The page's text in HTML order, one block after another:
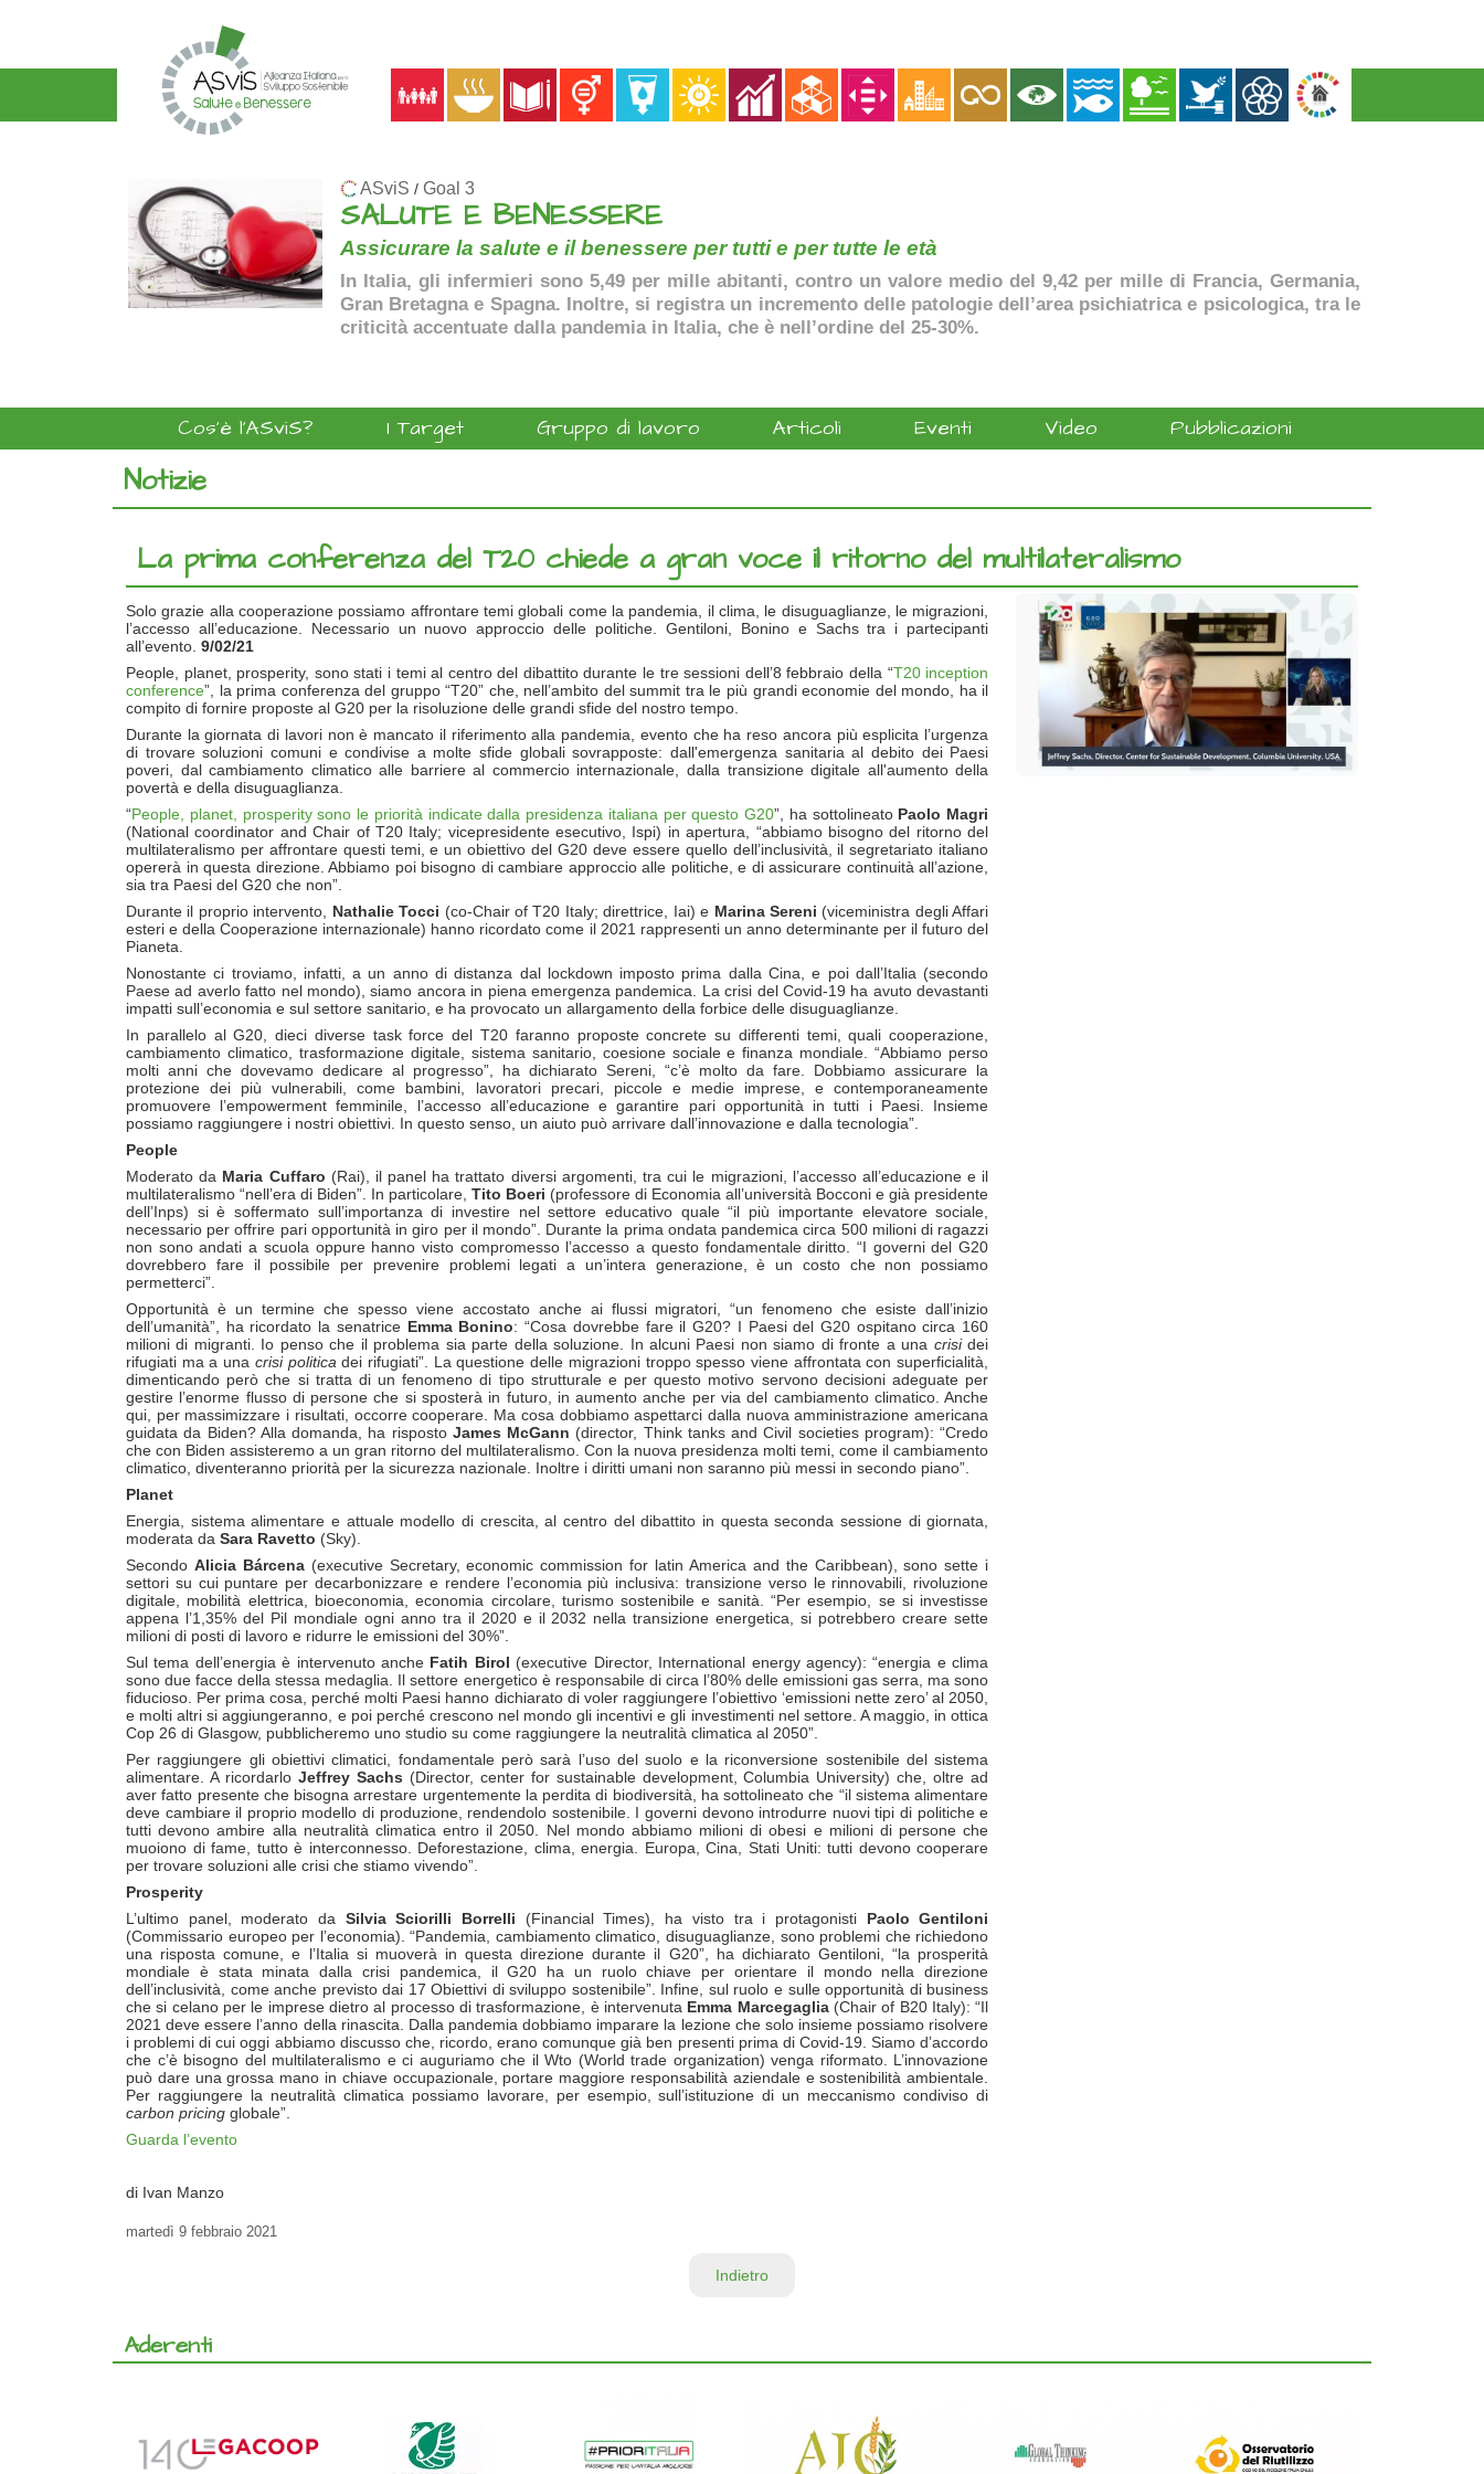
ASviS / Goal 3
SALUTE E BENESSERE
Assicurare la salute e il benessere per tutti e per tutte le età
In Italia, gli infermieri sono 5,49 per mille abitanti, contro un valore medio del 9,42 per mille di Francia, Germania,
Gran Bretagna e Spagna. Inoltre, si registra un incremento delle patologie dell’area psichiatrica e psicologica, tra le
criticità accentuate dalla pandemia in Italia, che è nell’ordine del 25-30%.
Cos'è l'ASviS? I Target Gruppo di lavoro Articoli Eventi Video Pubblicazioni
Notizie
La prima conferenza del T20 chiede a gran voce il ritorno del multilateralismo
Solo grazie alla cooperazione possiamo affrontare temi globali come la pandemia, il clima, le disuguaglianze, le migrazioni,
l’accesso all’educazione. Necessario un nuovo approccio delle politiche. Gentiloni, Bonino e Sachs tra i partecipanti
all’evento. 9/02/21
People, planet, prosperity, sono stati i temi al centro del dibattito durante le tre sessioni dell’8 febbraio della “T20 inception
conference”, la prima conferenza del gruppo “T20” che, nell’ambito del summit tra le più grandi economie del mondo, ha il
compito di fornire proposte al G20 per la risoluzione delle grandi sfide del nostro tempo.
Durante la giornata di lavori non è mancato il riferimento alla pandemia, evento che ha reso ancora più esplicita l’urgenza
di trovare soluzioni comuni e condivise a molte sfide globali sovrapposte: dall'emergenza sanitaria al debito dei Paesi
poveri, dal cambiamento climatico alle barriere al commercio internazionale, dalla transizione digitale all'aumento della
povertà e della disuguaglianza.
“People, planet, prosperity sono le priorità indicate dalla presidenza italiana per questo G20”, ha sottolineato Paolo Magri
(National coordinator and Chair of T20 Italy; vicepresidente esecutivo, Ispi) in apertura, “abbiamo bisogno del ritorno del
multilateralismo per affrontare questi temi, e un obiettivo del G20 deve essere quello dell’inclusività, il segretariato italiano
opererà in questa direzione. Abbiamo poi bisogno di cambiare approccio alle politiche, e di assicurare continuità all’azione,
sia tra Paesi del G20 che non”.
Durante il proprio intervento, Nathalie Tocci (co-Chair of T20 Italy; direttrice, Iai) e Marina Sereni (viceministra degli Affari
esteri e della Cooperazione internazionale) hanno ricordato come il 2021 rappresenti un anno determinante per il futuro del
Pianeta.
Nonostante ci troviamo, infatti, a un anno di distanza dal lockdown imposto prima dalla Cina, e poi dall’Italia (secondo
Paese ad averlo fatto nel mondo), siamo ancora in piena emergenza pandemica. La crisi del Covid-19 ha avuto devastanti
impatti sull’economia e sul settore sanitario, e ha provocato un allargamento della forbice delle disuguaglianze.
In parallelo al G20, dieci diverse task force del T20 faranno proposte concrete su differenti temi, quali cooperazione,
cambiamento climatico, trasformazione digitale, sistema sanitario, coesione sociale e finanza mondiale. “Abbiamo perso
molti anni che dovevamo dedicare al progresso”, ha dichiarato Sereni, “c’è molto da fare. Dobbiamo assicurare la
protezione dei più vulnerabili, come bambini, lavoratori precari, piccole e medie imprese, e contemporaneamente
promuovere l’empowerment femminile, l’accesso all’educazione e garantire pari opportunità in tutti i Paesi. Insieme
possiamo raggiungere i nostri obiettivi. In questo senso, un aiuto può arrivare dall’innovazione e dalla tecnologia”.
People
Moderato da Maria Cuffaro (Rai), il panel ha trattato diversi argomenti, tra cui le migrazioni, l’accesso all’educazione e il
multilateralismo “nell’era di Biden”. In particolare,Tito Boeri (professore di Economia all’università Bocconi e già presidente
dell’Inps) si è soffermato sull’importanza di investire nel settore educativo quale “il più importante elevatore sociale,
necessario per offrire pari opportunità in giro per il mondo”. Durante la prima ondata pandemica circa 500 milioni di ragazzi
non sono andati a scuola oppure hanno visto compromesso l’accesso a questo fondamentale diritto. “I governi del G20
dovrebbero fare il possibile per prevenire problemi legati a un’intera generazione, è un costo che non possiamo
permetterci”.
Opportunità è un termine che spesso viene accostato anche ai flussi migratori, “un fenomeno che esiste dall’inizio
dell’umanità”, ha ricordato la senatrice Emma Bonino: “Cosa dovrebbe fare il G20? I Paesi del G20 ospitano circa 160
milioni di migranti. Io penso che il problema sia parte della soluzione. In alcuni Paesi non siamo di fronte a una crisidei
rifugiati ma a una crisi politica dei rifugiati”. La questione delle migrazioni troppo spesso viene affrontata con superficialità,
dimenticando però che si tratta di un fenomeno di tipo strutturale e per questo motivo servono decisioni adeguate per
gestire l’enorme flusso di persone che si sposterà in futuro, in aumento anche per via del cambiamento climatico. Anche
qui, per massimizzare i risultati, occorre cooperare. Ma cosa dobbiamo aspettarci dalla nuova amministrazione americana
guidata da Biden? Alla domanda, ha risposto James McGann (director, Think tanks and Civil societies program): “Credo
che con Biden assisteremo a un gran ritorno del multilateralismo. Con la nuova presidenza molti temi, come il cambiamento
climatico, diventeranno priorità per la sicurezza nazionale. Inoltre i diritti umani non saranno più messi in secondo piano”.
Planet
Energia, sistema alimentare e attuale modello di crescita, al centro del dibattito in questa seconda sessione di giornata,
moderata da Sara Ravetto (Sky).
Secondo Alicia Bárcena(executive Secretary, economic commission for latin America and the Caribbean), sono sette i
settori su cui puntare per decarbonizzare e rendere l’economia più inclusiva: transizione verso le rinnovabili, rivoluzione
digitale, mobilità elettrica, bioeconomia, economia circolare, turismo sostenibile e sanità. “Per esempio, se si investisse
appena l’1,35% del Pil mondiale ogni anno tra il 2020 e il 2032 nella transizione energetica, si potrebbero creare sette
milioni di posti di lavoro e ridurre le emissioni del 30%”.
Sul tema dell’energia è intervenuto anche Fatih Birol (executive Director, International energy agency): “energia e clima
sono due facce della stessa medaglia. Il settore energetico è responsabile di circa l’80% delle emissioni gas serra, ma sono
fiducioso. Per prima cosa, perché molti Paesi hanno dichiarato di voler raggiungere l’obiettivo ‘emissioni nette zero’ al 2050,
e molti altri si aggiungeranno, e poi perché crescono nel mondo gli incentivi e gli investimenti nel settore. A maggio, in ottica
Cop 26 di Glasgow, pubblicheremo uno studio su come raggiungere la neutralità climatica al 2050”.
Per raggiungere gli obiettivi climatici, fondamentale però sarà l’uso del suolo e la riconversione sostenibile del sistema
alimentare. A ricordarlo Jeffrey Sachs (Director, center for sustainable development, Columbia University) che, oltre ad
aver fatto presente che bisogna arrestare urgentemente la perdita di biodiversità, ha sottolineato che “il sistema alimentare
deve cambiare il proprio modello di produzione, rendendolo sostenibile. I governi devono introdurre nuovi tipi di politiche e
tutti devono ambire alla neutralità climatica entro il 2050. Nel mondo abbiamo milioni di obesi e milioni di persone che
muoiono di fame, tutto è interconnesso. Deforestazione, clima, energia. Europa, Cina, Stati Uniti: tutti devono cooperare
per trovare soluzioni alle crisi che stiamo vivendo”.
Prosperity
L’ultimo panel, moderato da Silvia Sciorilli Borrelli (Financial Times), ha visto tra i protagonisti Paolo Gentiloni
(Commissario europeo per l’economia). “Pandemia, cambiamento climatico, disuguaglianze, sono problemi che richiedono
una risposta comune, e l’Italia si muoverà in questa direzione durante il G20”, ha dichiarato Gentiloni, “la prosperità
mondiale è stata minata dalla crisi pandemica, il G20 ha un ruolo chiave per orientare il mondo nella direzione
dell’inclusività, come anche previsto dai 17 Obiettivi di sviluppo sostenibile”. Infine, sul ruolo e sulle opportunità di business
che si celano per le imprese dietro al processo di trasformazione, è intervenuta Emma Marcegaglia(Chair of B20 Italy): “Il
2021 deve essere l’anno della rinascita. Dalla pandemia dobbiamo imparare la lezione che solo insieme possiamo risolvere
i problemi di cui oggi abbiamo discusso che, ricordo, erano comunque già ben presenti prima di Covid-19. Siamo d’accordo
che c’è bisogno del multilateralismo e ci auguriamo che il Wto (World trade organization) venga riformato. L’innovazione
può dare una grossa mano in chiave occupazionale, portare maggiore responsabilità aziendale e sostenibilità ambientale.
Per raggiungere la neutralità climatica possiamo lavorare, per esempio, sull’istituzione di un meccanismo condiviso di
carbon pricing globale”.
Guarda l’evento
di Ivan Manzo
martedì 9 febbraio 2021
Indietro
Aderenti